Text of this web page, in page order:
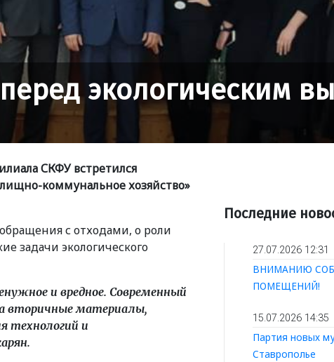
экологическим
СКФУ встретился
коммунальное хозяйство»
с отходами, о роли
задачи экологического
и вредное. Современный
вторичные материалы,
технологий и
Последние
27.07.2026 12:31
ВНИМАНИЮ
ПОМЕЩЕНИЙ!
15.07.2026 14:35
Партия новых
Ставрополье